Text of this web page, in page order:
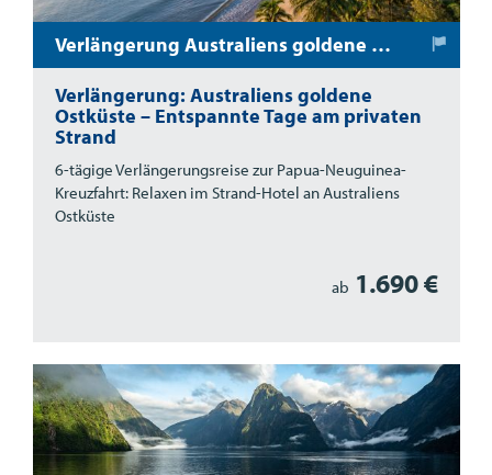
Verlängerung Australiens goldene Ostküste
Verlängerung: Australiens goldene
Ostküste – Entspannte Tage am privaten
Strand
6-tägige Verlängerungsreise zur Papua-Neuguinea-
Kreuzfahrt: Relaxen im Strand-Hotel an Australiens
Ostküste
ab 1.690 €